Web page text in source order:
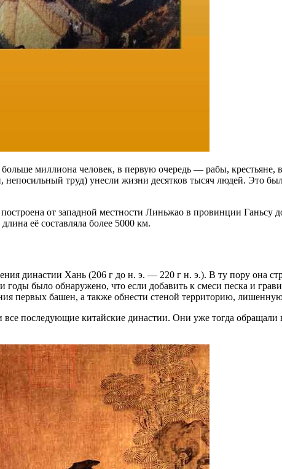
миллиона человек, в первую очередь — рабы, крестьяне,
труд) унесли жизни десятков тысяч людей. Это
от западной местности Линьжао в провинции
её составляла более 5000 км.
династии Хань (206 г до н. э. — 220 г н. э.). В ту пору она
годы было обнаружено, что если добавить к смеси песка и
первых башен, а также обнести стеной территорию,
все последующие китайские династии. Они уже тогда